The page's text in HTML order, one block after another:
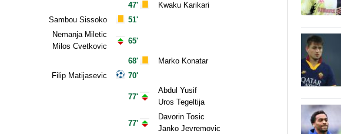
Sambou Sissoko
Nemanja Miletic
Milos Cvetkovic
Filip Matijasevic
47'
51'
65'
68'
70'
77'
77'
Kwaku Karikari
Marko Konatar
Abdul Yusif
Uros Tegeltija
Davorin Tosic
Janko Jevremovic